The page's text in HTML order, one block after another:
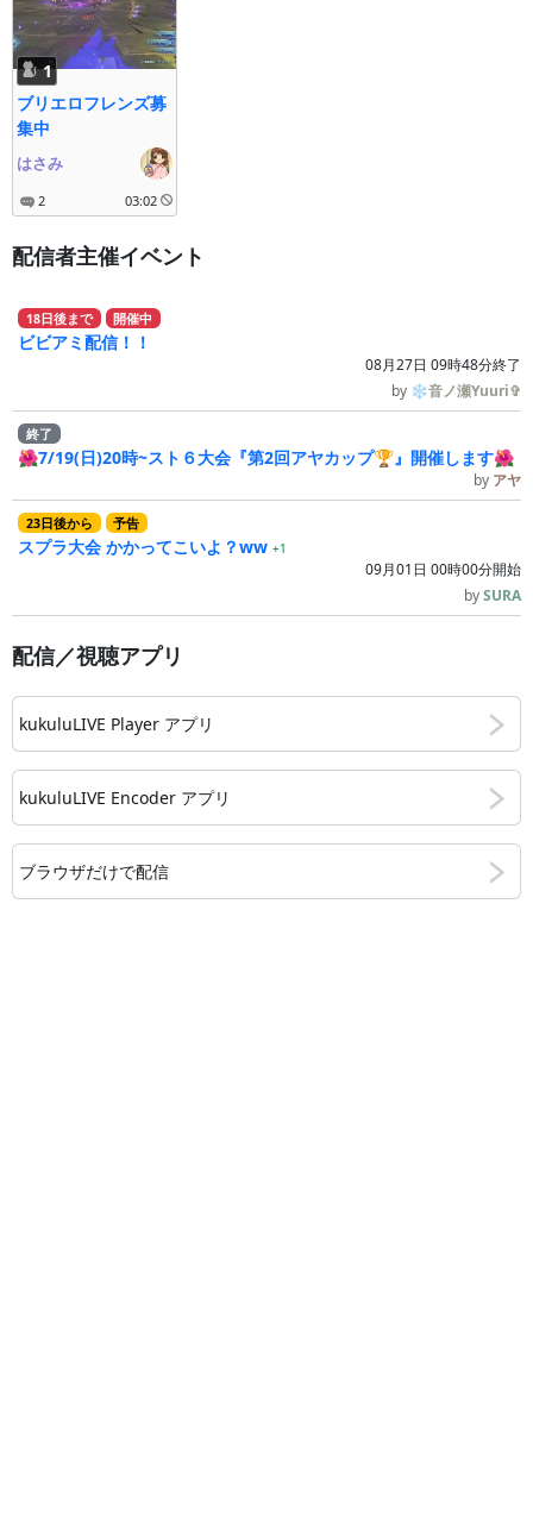
1
ブリエロフレンズ募
集中
はさみ
2 03:02
配信者主催イベント
18日後まで 開催中
ビビアミ配信！！
08月27日 09時48分終了
by ❄音ノ瀬Yuuri✞
終了
🌺7/19(日)20時~スト６大会『第2回アヤカップ🏆』開催します🌺
by アヤ
23日後から 予告
スプラ大会 かかってこいよ？ww +1
09月01日 00時00分開始
bySURA
配信／視聴アプリ
kukuluLIVE Player アプリ
kukuluLIVE Encoder アプリ
ブラウザだけで配信